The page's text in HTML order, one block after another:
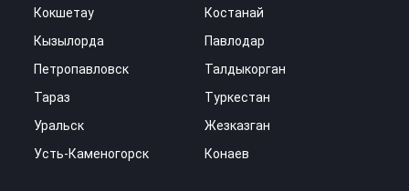
Кокшетау
Костанай
Кызылорда
Павлодар
Петропавловск
Талдыкорган
Тараз
Туркестан
Уральск
Жезказган
Усть-Каменогорск
Конаев